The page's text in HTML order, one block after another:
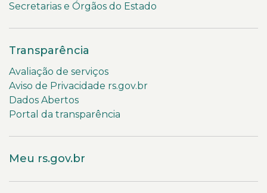
Secretarias e Órgãos do Estado
Transparência
Avaliação de serviços
Aviso de Privacidade rs.gov.br
Dados Abertos
Portal da transparência
Meu rs.gov.br